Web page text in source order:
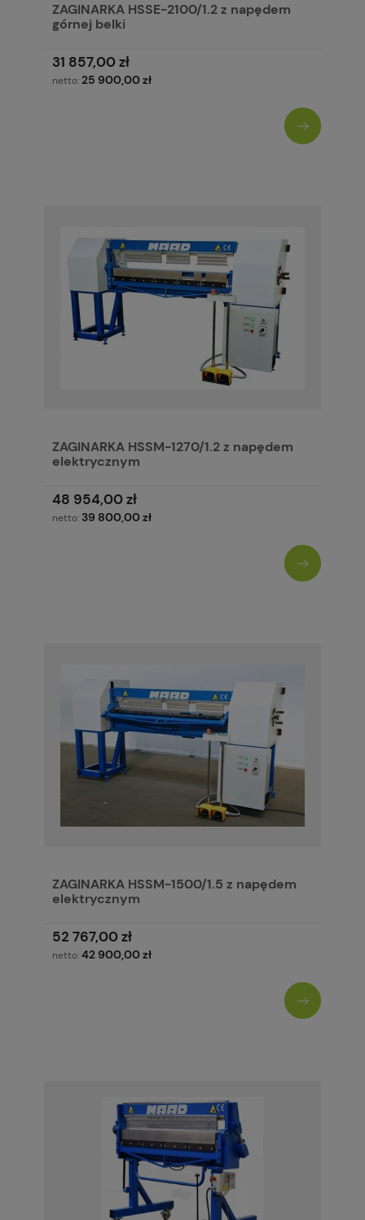
ZAGINARKA HSSE-2100/1.2 z napędem
górnej belki
31 857,00 zł
netto:25 900,00 zł
ZAGINARKA HSSM-1270/1.2 z napędem
elektrycznym
48 954,00 zł
netto:39 800,00 zł
ZAGINARKA HSSM-1500/1.5 z napędem
elektrycznym
52 767,00 zł
netto:42 900,00 zł